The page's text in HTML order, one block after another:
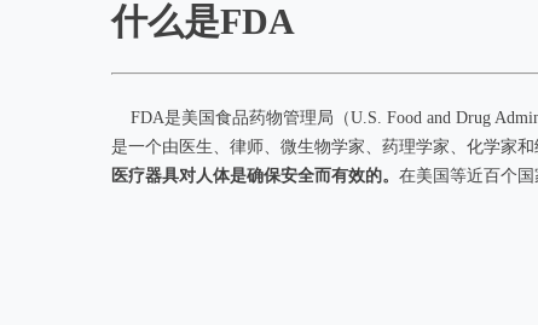
什么是FDA
FDA是美国食品药物管理局（U.S. Food and Drug
是一个由医生、律师、微生物学家、药理学家、化学家
医疗器具对人体是确保安全而有效的。 在美国等近百个